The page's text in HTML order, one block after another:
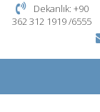
Dekanlık: +90
362 312 1919 /6555